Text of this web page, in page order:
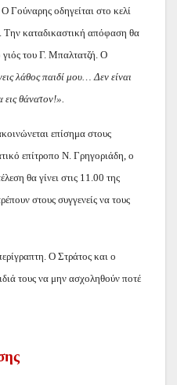
Γούναρης οδηγείται στο κελί
Την καταδικαστική απόφαση θα
γιός του Γ. Μπαλτατζή. Ο
λάθος παιδί μου… Δεν είναι
εις θάνατον!».
επίσημα στους
επίτροπο Ν. Γρηγοριάδη, ο
θα γίνει στις 11.00 της
στους συγγενείς να τους
Ο Στράτος και ο
τους να μην ασχοληθούν ποτέ